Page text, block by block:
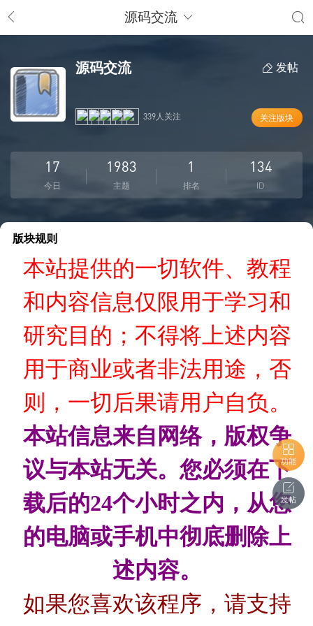
源码交流
源码交流 发帖
339人关注 关注版块
17
今日
1983
主题
1
排名
134
ID
版块规则
本站提供的一切软件、教程
和内容信息仅限用于学习和
研究目的；不得将上述内容
用于商业或者非法用途，否
则，一切后果请用户自负。
本站信息来自网络，版权争
议与本站无关。您必须在下
载后的24个小时之内，从您
的电脑或手机中彻底删除上
述内容。
如果您喜欢该程序，请支持
功能
发帖